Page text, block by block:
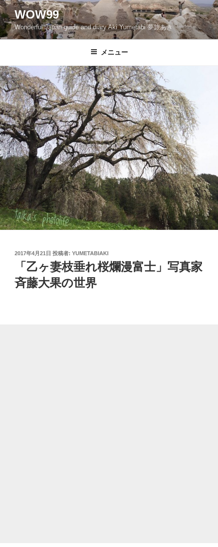
コ
ン
テ
ン
へ
ス
キ
ッ
プ
WOW99
Wonderful Japan guide and diary Aki Yumetabi 夢旅あき
メニュー
投
2017年4月21日 投稿者: YUMETABIAKI
「乙ヶ妻枝垂れ桜爛漫富士」写真家
斉藤大果の世界